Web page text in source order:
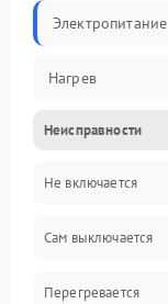
Электропитание
Нагрев
Неисправности
Не включается
Сам выключается
Перегревается